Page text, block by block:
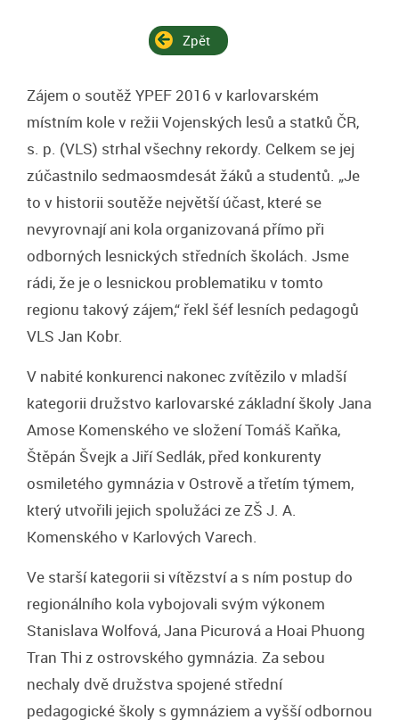
Zpět
Zájem o soutěž YPEF 2016 v karlovarském
místním kole v režii Vojenských lesů a statků ČR,
s. p. (VLS) strhal všechny rekordy. Celkem se jej
zúčastnilo sedmaosmdesát žáků a studentů. „Je
to v historii soutěže největší účast, které se
nevyrovnají ani kola organizovaná přímo při
odborných lesnických středních školách. Jsme
rádi, že je o lesnickou problematiku v tomto
regionu takový zájem,“ řekl šéf lesních pedagogů
VLS Jan Kobr.
V nabité konkurenci nakonec zvítězilo v mladší
kategorii družstvo karlovarské základní školy Jana
Amose Komenského ve složení Tomáš Kaňka,
Štěpán Švejk a Jiří Sedlák, před konkurenty
osmiletého gymnázia v Ostrově a třetím týmem,
který utvořili jejich spolužáci ze ZŠ J. A.
Komenského v Karlových Varech.
Ve starší kategorii si vítězství a s ním postup do
regionálního kola vybojovali svým výkonem
Stanislava Wolfová, Jana Picurová a Hoai Phuong
Tran Thi z ostrovského gymnázia. Za sebou
nechaly dvě družstva spojené střední
pedagogické školy s gymnáziem a vyšší odbornou